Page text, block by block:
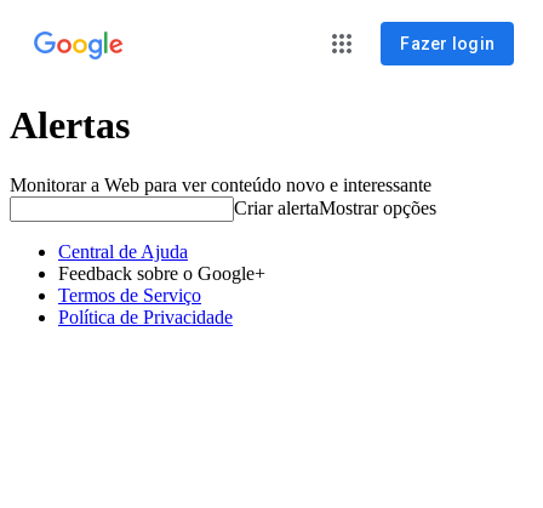
Fazer login
Alertas
Monitorar a Web para ver conteúdo novo e interessante
Criar alertaMostrar opções
Central de Ajuda
Feedback sobre o Google+
Termos de Serviço
Política de Privacidade